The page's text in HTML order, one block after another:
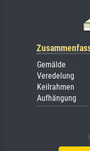
Gemälde
Veredelung
Keilrahmen
Aufhängung